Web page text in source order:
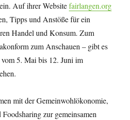
Auf ihrer Websitefairlangen.org
Tipps und Anstöße für ein
Handel und Konsum. Zum
zum Anschauen – gibt es
5. Mai bis 12. Juni im
mit der Gemeinwohlökonomie,
zur gemeinsamen